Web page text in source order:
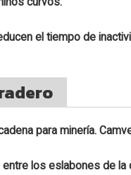
el tiempo de
para minería.
los eslabones de la